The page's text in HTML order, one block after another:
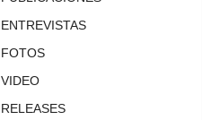
ENTREVISTAS
FOTOS
VIDEO
RELEASES